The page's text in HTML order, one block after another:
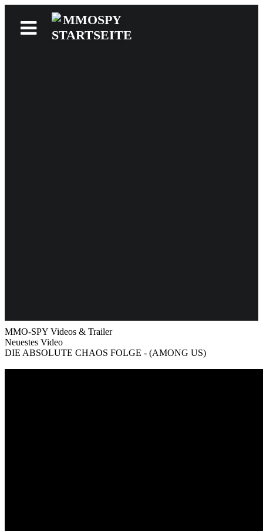
Follow us
MMO-SPY Videos & Trailer
Neuestes Video
DIE ABSOLUTE CHAOS FOLGE - (AMONG US)